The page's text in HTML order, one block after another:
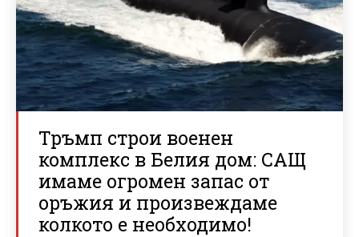
Тръмп строи военен
комплекс в Белия дом: САЩ
имаме огромен запас от
оръжия и произвеждаме
колкото е необходимо!